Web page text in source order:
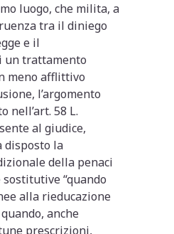
luogo, che milita, a
tra il diniego
e il
un trattamento
meno afflittivo
l’argomento
nell’art. 58 L.
al giudice,
disposto la
della penaci
“quando
alla rieducazione
anche
prescrizioni,